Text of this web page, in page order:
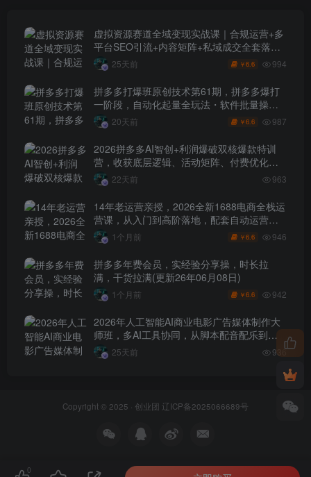
虚拟资源赛道全域变现实战课｜合规运营+多
平台SEO引流+内容矩阵+私域成交全套落地
玩法25天前 ￥6.6 994
拼多多打爆班原创技术第61期，拼多多爆打
一阶段，自动化起量全玩法・软件批量操
作・投产优化・大促矩阵实战课
20天前 ￥6.6 987
2026拼多多AI智创+利润爆破双核爆款特训
营，收获底层逻辑、活动矩阵、付费优化、
0-1打爆SOP
22天前 963
14年老运营亲授，2026全新1688电商全栈运
营课，从入门到高阶落地，配套自动运营表
+工具包+直播诊断等
1个月前 ￥6.6 946
拼多多年费会员，实经验分享操，时长拉
满，干货拉满(更新26年06月08日)
1个月前 ￥6.6 942
2026年人工智能AI商业电影广告媒体制作大
师班，多AI工具协同，从脚本配音配乐到电
影级短片、品牌广告全流程实战（中英字
幕）
25天前 936
Copyright © 2025 · 创业团 辽ICP备2025066689号
0